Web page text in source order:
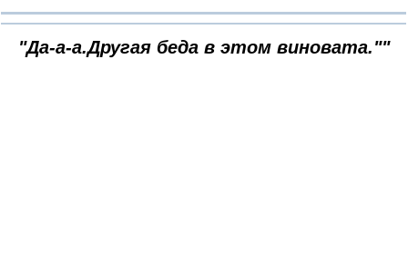
"Да-а-а.Другая беда в этом виновата.""